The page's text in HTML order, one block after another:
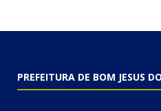
PREFEITURA DE BOM JESUS